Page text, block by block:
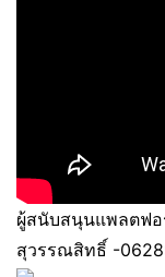
ผู้สนับสนุนแพลตฟ
สุวรรณสิทธิ์ -